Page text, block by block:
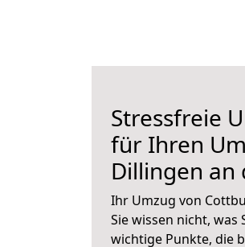
Stressfreie
für Ihren
Dillingen an
Ihr Umzug von
Sie wissen nicht, was
wichtige Punkte, die